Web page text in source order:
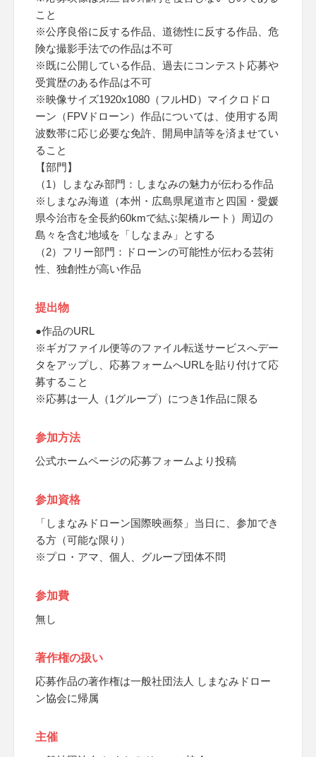
こと
※公序良俗に反する作品、道徳性に反する作品、危
険な撮影手法での作品は不可
※既に公開している作品、過去にコンテスト応募や
受賞歴のある作品は不可
※映像サイズ1920x1080（フルHD）マイクロドロ
ーン（FPVドローン）作品については、使用する周
波数帯に応じ必要な免許、開局申請等を済ませてい
ること
【部門】
（1）しまなみ部門：しまなみの魅力が伝わる作品
※しまなみ海道（本州・広島県尾道市と四国・愛媛
県今治市を全長約60kmで結ぶ架橋ルート）周辺の
島々を含む地域を「しなまみ」とする
（2）フリー部門：ドローンの可能性が伝わる芸術
性、独創性が高い作品
提出物
●作品のURL
※ギガファイル便等のファイル転送サービスへデー
タをアップし、応募フォームへURLを貼り付けて応
募すること
※応募は一人（1グループ）につき1作品に限る
参加方法
公式ホームページの応募フォームより投稿
参加資格
「しまなみドローン国際映画祭」当日に、参加でき
る方（可能な限り）
※プロ・アマ、個人、グループ団体不問
参加費
無し
著作権の扱い
応募作品の著作権は一般社団法人 しまなみドロー
ン協会に帰属
主催